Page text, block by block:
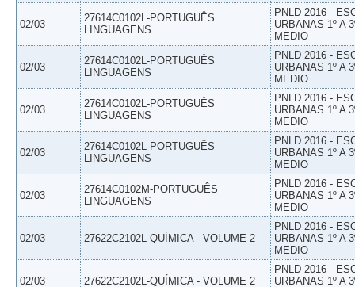
02/03
27614C0102L-PORTUGUÊS
LINGUAGENS
PNLD 2016 -
URBANAS 1º A
MEDIO
02/03
27614C0102L-PORTUGUÊS
LINGUAGENS
PNLD 2016 -
URBANAS 1º A
MEDIO
02/03
27614C0102L-PORTUGUÊS
LINGUAGENS
PNLD 2016 -
URBANAS 1º A
MEDIO
02/03
27614C0102L-PORTUGUÊS
LINGUAGENS
PNLD 2016 -
URBANAS 1º A
MEDIO
02/03
27614C0102M-PORTUGUÊS
LINGUAGENS
PNLD 2016 -
URBANAS 1º A
MEDIO
02/03 27622C2102L-QUÍMICA - VOLUME 2
PNLD 2016 -
URBANAS 1º A
MEDIO
02/03 27622C2102L-QUÍMICA - VOLUME 2
PNLD 2016 -
URBANAS 1º A